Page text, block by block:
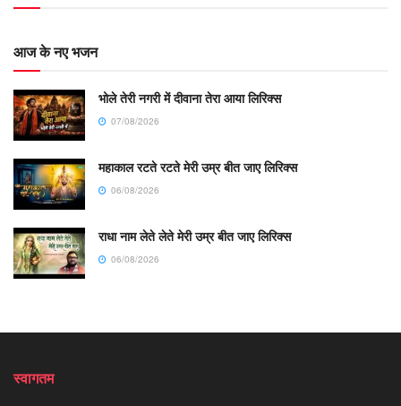
आज के नए भजन
भोले तेरी नगरी में दीवाना तेरा आया लिरिक्स
07/08/2026
महाकाल रटते रटते मेरी उम्र बीत जाए लिरिक्स
06/08/2026
राधा नाम लेते लेते मेरी उम्र बीत जाए लिरिक्स
06/08/2026
स्वागतम